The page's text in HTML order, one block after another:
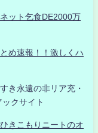
ット乞食DE2000万
め速報！！激しくハ
き永遠の非リア充・
クサイト
きこもりニートのオ